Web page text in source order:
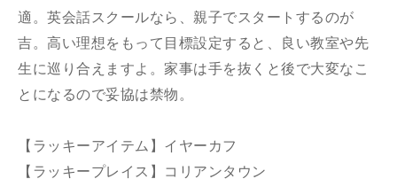
適。英会話スクールなら、親子でスタートするのが
吉。高い理想をもって目標設定すると、良い教室や先
生に巡り合えますよ。家事は手を抜くと後で大変なこ
とになるので妥協は禁物。
【ラッキーアイテム】イヤーカフ
【ラッキープレイス】コリアンタウン